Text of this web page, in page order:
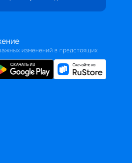
изменений в предстоящих